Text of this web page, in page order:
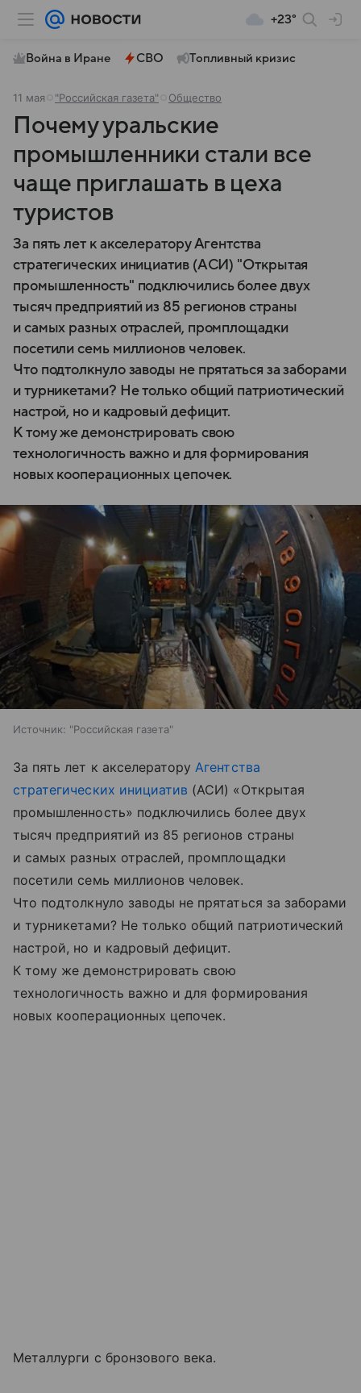
+23°
Война в Иране СВО Топливный кризис
11 мая "Российская газета" Общество
Почему уральские
промышленники стали все
чаще приглашать в цеха
туристов
За пять лет к акселератору Агентства
стратегических инициатив (АСИ) "Открытая
промышленность" подключились более двух
тысяч предприятий из 85 регионов страны
и самых разных отраслей, промплощадки
посетили семь миллионов человек.
Что подтолкнуло заводы не прятаться за заборами
и турникетами? Не только общий патриотический
настрой, но и кадровый дефицит.
К тому же демонстрировать свою
технологичность важно и для формирования
новых кооперационных цепочек.
Источник: "Российская газета"
За пять лет к акселератору Агентства
стратегических инициатив (АСИ) «Открытая
промышленность» подключились более двух
тысяч предприятий из 85 регионов страны
и самых разных отраслей, промплощадки
посетили семь миллионов человек.
Что подтолкнуло заводы не прятаться за заборами
и турникетами? Не только общий патриотический
настрой, но и кадровый дефицит.
К тому же демонстрировать свою
технологичность важно и для формирования
новых кооперационных цепочек.
Металлурги с бронзового века.